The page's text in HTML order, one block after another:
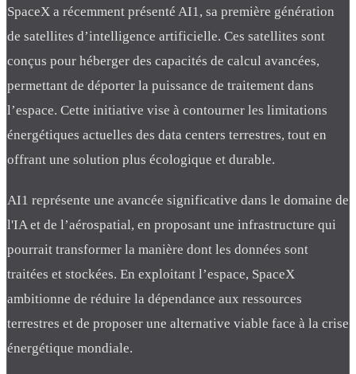
SpaceX a récemment présenté AI1, sa première génération
de satellites d’intelligence artificielle. Ces satellites sont
conçus pour héberger des capacités de calcul avancées,
permettant de déporter la puissance de traitement dans
l’espace. Cette initiative vise à contourner les limitations
énergétiques actuelles des data centers terrestres, tout en
offrant une solution plus écologique et durable.
AI1 représente une avancée significative dans le domaine de
l'IA et de l’aérospatial, en proposant une infrastructure qui
pourrait transformer la manière dont les données sont
traitées et stockées. En exploitant l’espace, SpaceX
ambitionne de réduire la dépendance aux ressources
terrestres et de proposer une alternative viable face à la crise
énergétique mondiale.